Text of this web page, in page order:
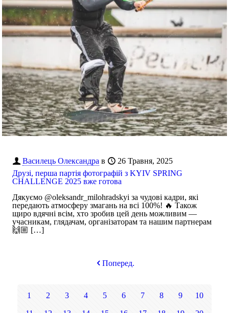
Василець Олександра в
26 Травня, 2025
Друзі, перша партія фотографій з KYIV SPRING
CHALLENGE 2025 вже готова
Дякуємо @oleksandr_milohradskyi за чудові кадри, які
передають атмосферу змагань на всі 100%! 🔥 Також
щиро вдячні всім, хто зробив цей день можливим —
учасникам, глядачам, організаторам та нашим партнерам
🙌🏼 […]
Поперед.
1 2 3 4 5 6 7 8 9 10